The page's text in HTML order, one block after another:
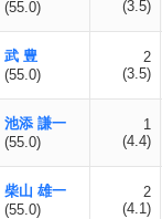
(55.0)
(3.5)
武 豊
(55.0)
2
(3.5)
池添 謙一
(55.0)
1
(4.4)
柴山 雄一
(55.0)
2
(4.1)